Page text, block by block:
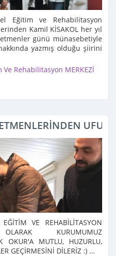
Eğitim ve Rehabilitasyon
Kamil KİSAKOL her yıl
günü münasebetiyle
yazmış olduğu şiirini
Ve Rehabilitasyon MERKEZİ
VE REHABİLİTASYON
KURUMUMUZ
OKUR'A MUTLU, HUZURLU,
GEÇİRMESİNİ DİLERİZ :) ...